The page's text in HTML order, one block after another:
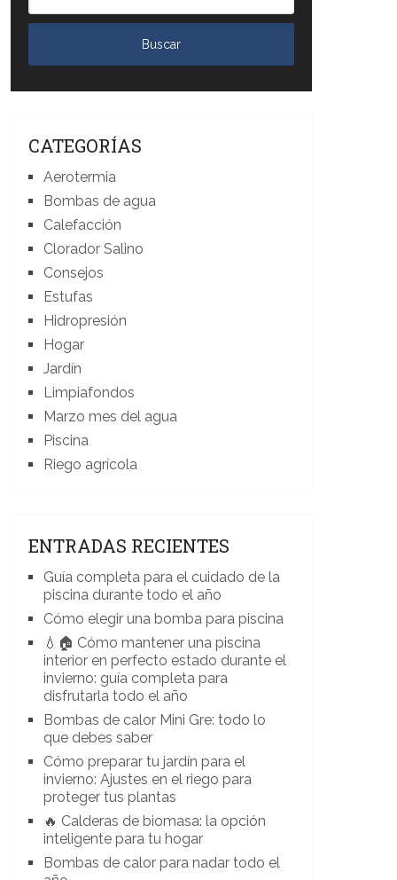
CATEGORÍAS
Aerotermia
Bombas de agua
Calefacción
Clorador Salino
Consejos
Estufas
Hidropresión
Hogar
Jardín
Limpiafondos
Marzo mes del agua
Piscina
Riego agrícola
ENTRADAS RECIENTES
Guía completa para el cuidado de la
piscina durante todo el año
Cómo elegir una bomba para piscina
💧🏠 Cómo mantener una piscina
interior en perfecto estado durante el
invierno: guía completa para
disfrutarla todo el año
Bombas de calor Mini Gre: todo lo
que debes saber
Cómo preparar tu jardín para el
invierno: Ajustes en el riego para
proteger tus plantas
🔥 Calderas de biomasa: la opción
inteligente para tu hogar
Bombas de calor para nadar todo el